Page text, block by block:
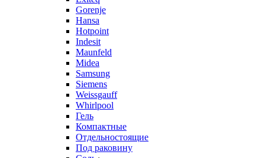
Gorenje
Hansa
Hotpoint
Indesit
Maunfeld
Midea
Samsung
Siemens
Weissgauff
Whirlpool
Гель
Компактные
Отдельностоящие
Под раковину